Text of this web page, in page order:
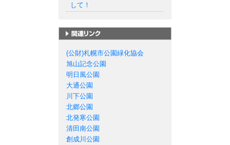
して！
(公財)札幌市公園緑化協会
旭山記念公園
明日風公園
大通公園
川下公園
北郷公園
北発寒公園
清田南公園
創成川公園